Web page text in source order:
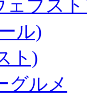
ェブス
ル)
ト)
グルメ